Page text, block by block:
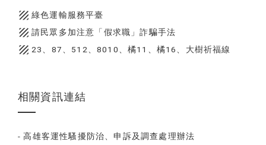
texture 綠色運輸服務平臺
texture 請民眾多加注意「假求職」詐騙手法
texture 23、87、512、8010、橘11、橘16、大樹祈福線
相關資訊連結
- 高雄客運性騷擾防治、申訴及調查處理辦法